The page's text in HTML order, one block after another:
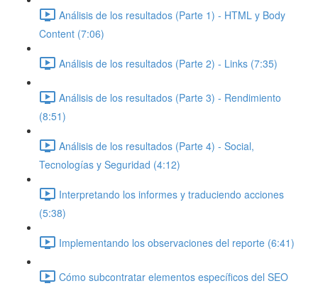
Análisis de los resultados (Parte 1) - HTML y Body
Content (7:06)
Análisis de los resultados (Parte 2) - Links (7:35)
Análisis de los resultados (Parte 3) - Rendimiento
(8:51)
Análisis de los resultados (Parte 4) - Social,
Tecnologías y Seguridad (4:12)
Interpretando los informes y traduciendo acciones
(5:38)
Implementando los observaciones del reporte (6:41)
Cómo subcontratar elementos específicos del SEO